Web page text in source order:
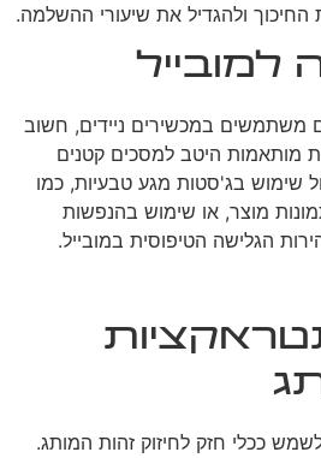
ולהגדיל את שיעורי ההשלמה.
למובייל
משתמשים במכשירים ניידים, חשוב
מותאמות היטב למסכים קטנים
שימוש בג'סטות מגע טבעיות, כמו
מוצר, או שימוש בהנפשות
הגלישה הטיפוסית במובייל.
ככלי חזק לחיזוק זהות המותג.